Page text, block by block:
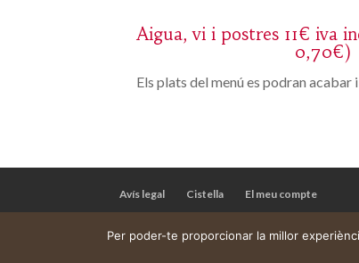
Aigua, vi i postres 11€ iva
0,70€)
Els plats del menú es podran
Avís legal Cistella El meu compte
Web construïda perDeMomentSomTres
Per poder-te proporcionar la millor